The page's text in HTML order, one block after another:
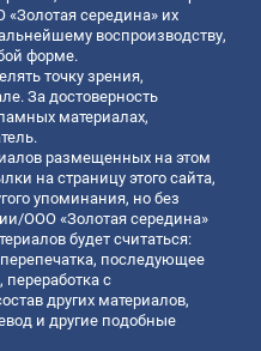
середина» их
воспроизводству,
форме.
точку зрения,
За достоверность
материалах,
размещенных на этом
на страницу этого сайта,
упоминания, но без
ООО «Золотая середина»
будет считаться:
последующее
с
других материалов,
и другие подобные